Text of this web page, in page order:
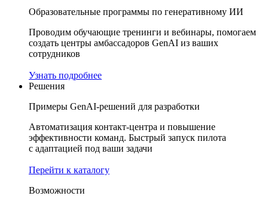
Образовательные программы по генеративному ИИ
Проводим обучающие тренинги и вебинары, помогаем
создать центры амбассадоров GenAI из ваших
сотрудников
Узнать подробнее
Решения
Примеры GenAI-решений для разработки
Автоматизация контакт-центра и повышение
эффективности команд. Быстрый запуск пилота
с адаптацией под ваши задачи
Перейти к каталогу
Возможности